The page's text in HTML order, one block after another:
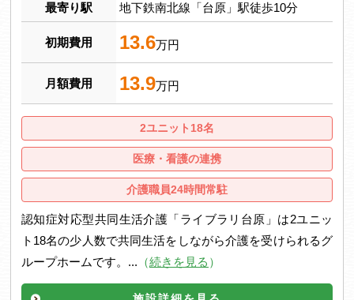
最寄り駅 地下鉄南北線「台原」駅徒歩10分
初期費用 13.6万円
月額費用 13.9万円
2ユニット18名
医療・看護の連携
介護職員24時間常駐
認知症対応型共同生活介護「ライブラリ台原」は2ユニッ
ト18名の少人数で共同生活をしながら介護を受けられるグ
ループホームです。... （続きを見る ）